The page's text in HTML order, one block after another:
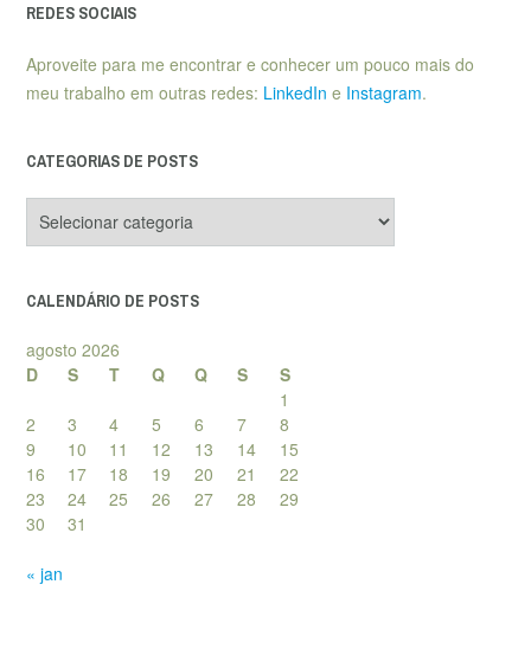
REDES SOCIAIS
Aproveite para me encontrar e conhecer um pouco mais do
meu trabalho em outras redes: LinkedIn e Instagram.
CATEGORIAS DE POSTS
de
CALENDÁRIO DE POSTS
agosto 2026
D
S T Q Q S
S
1
2
3 4 5 6 7
8
9
10 11 12 13 14
15
16
17 18 19 20 21
22
23
24 25 26 27 28
29
30
31
« jan